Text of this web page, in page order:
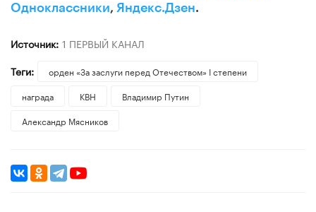
Одноклассники, Яндекс.Дзен.
Источник: 1 ПЕРВЫЙ КАНАЛ
Теги:
орден «За заслуги перед Отечеством» I степени
награда
КВН
Владимир Путин
Александр Мясников